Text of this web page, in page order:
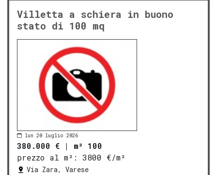
Villetta a schiera in buono
stato di 100 mq
lun 20 luglio 2026
380.000 € | m² 100
prezzo al m²:
3800 €/m²
Via Zara, Varese